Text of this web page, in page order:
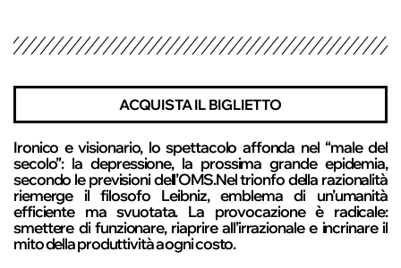
ACQUISTA IL BIGLIETTO
Ironico e visionario, lo spettacolo affonda nel “male del
secolo”: la depressione, la prossima grande epidemia,
secondo le previsioni dell’OMS.Nel trionfo della razionalità
riemerge il filosofo Leibniz, emblema di un’umanità
efficiente ma svuotata. La provocazione è radicale:
smettere di funzionare, riaprire all’irrazionale e incrinare il
mito della produttività a ogni costo.